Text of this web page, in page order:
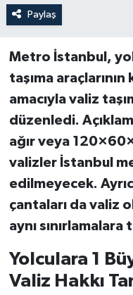
Paylaş
Metro İstanbul ,
taşıma
amacıyla valiz
düzenledi.
ağırveya
valizler İstanbul
edilmeyecek.
çantalarıda valiz
aynı
Yolculara 1
Valiz Hakkı